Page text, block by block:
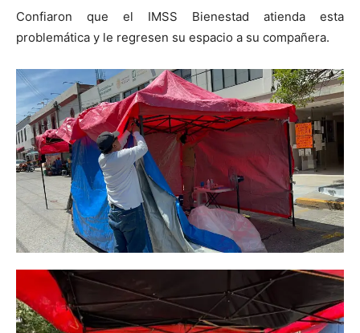
Confiaron que el IMSS Bienestad atienda esta
problemática y le regresen su espacio a su compañera.